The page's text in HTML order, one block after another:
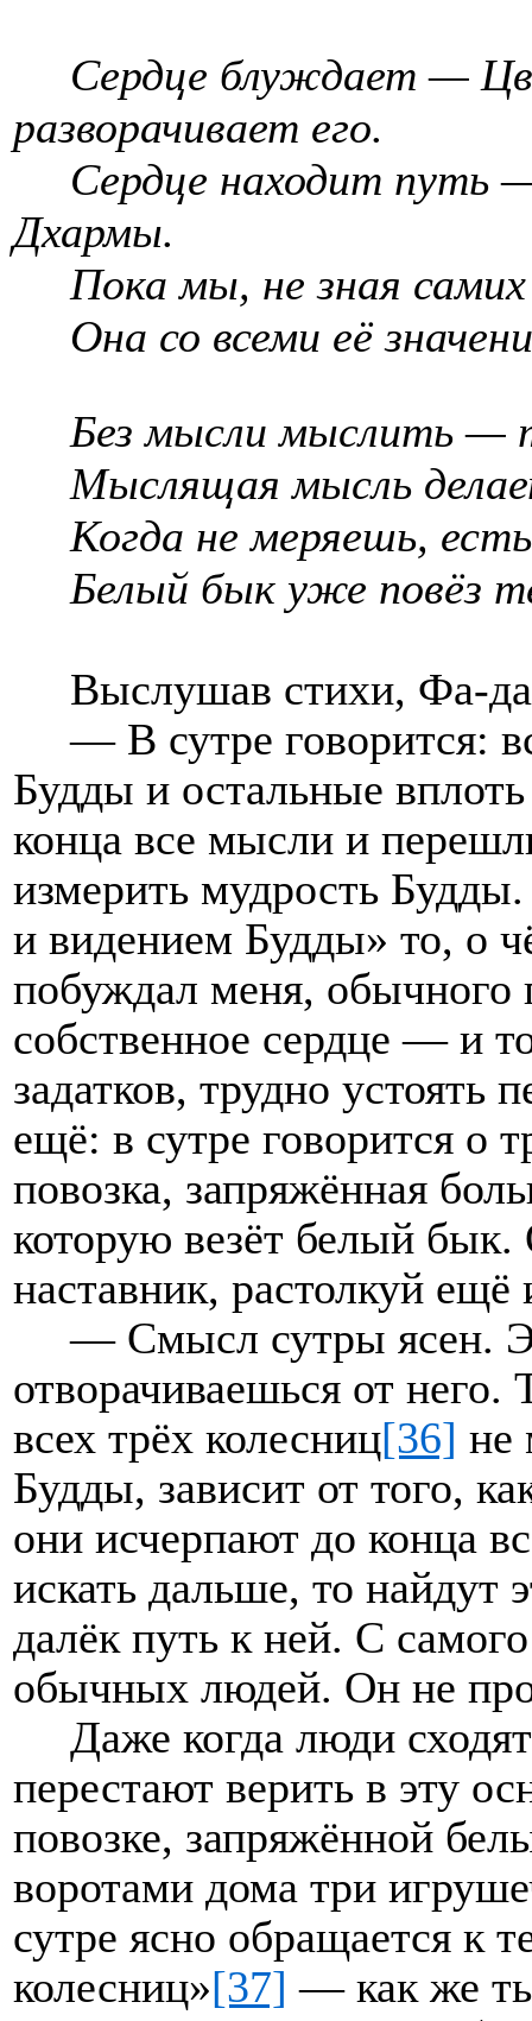
Сердце блуждает —
разворачивает его.
Сердце находит путь
Дхармы.
Пока мы, не зная
Она со всеми её
Без мысли мыслить —
Мыслящая мысль
Когда не меряешь,
Белый бык уже повёз
Выслушав стихи, Фа-да
— В сутре говорится:
Будды и остальные
конца все мысли и
измерить мудрость
и видением Будды» то, о
побуждал меня, обычного
собственное сердце — и
задатков, трудно
ещё: в сутре говорится о
повозка, запряжённая
которую везёт белый
наставник, растолкуй ещё
— Смысл сутры ясен.
отворачиваешься от него.
всех трёх колесниц[36] не
Будды, зависит от того,
они исчерпают до конца
искать дальше, то найдут
далёк путь к ней. С
обычных людей. Он не
Даже когда люди
перестают верить в эту
повозке, запряжённой
воротами дома три
сутре ясно обращается к
колесниц»[37] — как же